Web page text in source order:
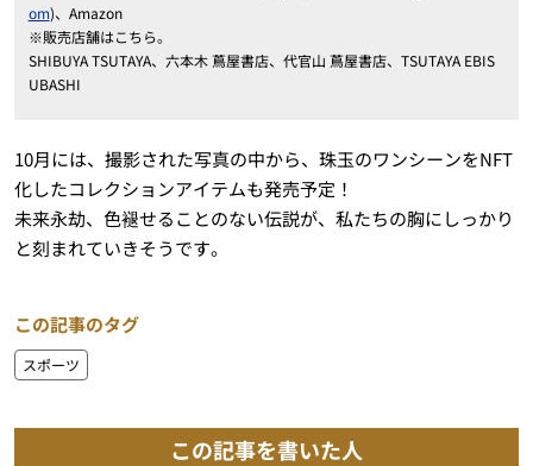
om)、Amazon
※販売店舗はこちら。
SHIBUYA TSUTAYA、六本木 蔦屋書店、代官山 蔦屋書店、TSUTAYA EBIS
UBASHI
10月には、撮影された写真の中から、珠玉のワンシーンをNFT
化したコレクションアイテムも発売予定！
未来永劫、色褪せることのない伝説が、私たちの胸にしっかり
と刻まれていきそうです。
この記事のタグ
スポーツ
この記事を書いた人